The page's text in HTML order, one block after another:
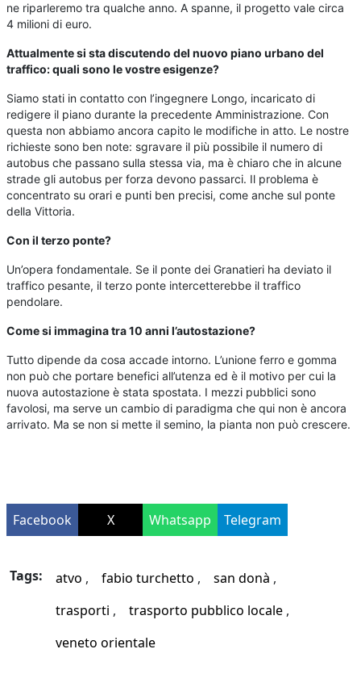
ne riparleremo tra qualche anno. A spanne, il progetto vale circa
4 milioni di euro.
Attualmente si sta discutendo del nuovo piano urbano del
traffico: quali sono le vostre esigenze?
Siamo stati in contatto con l’ingegnere Longo, incaricato di
redigere il piano durante la precedente Amministrazione. Con
questa non abbiamo ancora capito le modifiche in atto. Le nostre
richieste sono ben note: sgravare il più possibile il numero di
autobus che passano sulla stessa via, ma è chiaro che in alcune
strade gli autobus per forza devono passarci. Il problema è
concentrato su orari e punti ben precisi, come anche sul ponte
della Vittoria.
Con il terzo ponte?
Un’opera fondamentale. Se il ponte dei Granatieri ha deviato il
traffico pesante, il terzo ponte intercetterebbe il traffico
pendolare.
Come si immagina tra 10 anni l’autostazione?
Tutto dipende da cosa accade intorno. L’unione ferro e gomma
non può che portare benefici all’utenza ed è il motivo per cui la
nuova autostazione è stata spostata. I mezzi pubblici sono
favolosi, ma serve un cambio di paradigma che qui non è ancora
arrivato. Ma se non si mette il semino, la pianta non può crescere.
Facebook X Whatsapp Telegram
Tags: atvo fabio turchetto
san donà
trasporti
trasporto pubblico locale
veneto orientale